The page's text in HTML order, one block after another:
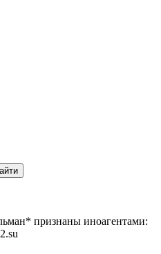
признаны иноагентами: